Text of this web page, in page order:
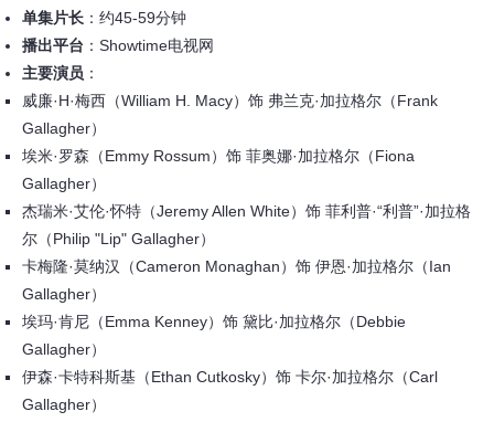
单集片长 ：约45-59分钟
播出平台 ：Showtime电视网
主要演员 ：
威廉·H·梅西（William H. Macy）饰 弗兰克·加拉格尔（Frank
Gallagher）
埃米·罗森（Emmy Rossum）饰 菲奥娜·加拉格尔（Fiona
Gallagher）
杰瑞米·艾伦·怀特（Jeremy Allen White）饰 菲利普·“利普”·加拉格
尔（Philip "Lip" Gallagher）
卡梅隆·莫纳汉（Cameron Monaghan）饰 伊恩·加拉格尔（Ian
Gallagher）
埃玛·肯尼（Emma Kenney）饰 黛比·加拉格尔（Debbie
Gallagher）
伊森·卡特科斯基（Ethan Cutkosky）饰 卡尔·加拉格尔（Carl
Gallagher）